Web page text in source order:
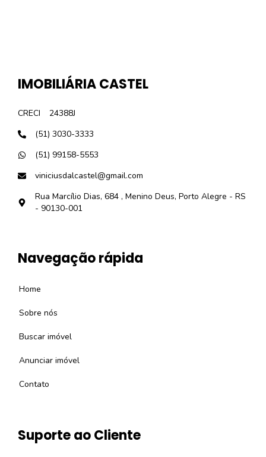
IMOBILIÁRIA CASTEL
CRECI
24388J
(51) 3030-3333
(51) 99158-5553
viniciusdalcastel@gmail.com
Rua Marcílio Dias, 684 , Menino Deus, Porto Alegre - RS
- 90130-001
Navegação rápida
Home
Sobre nós
Buscar imóvel
Anunciar imóvel
Contato
Suporte ao Cliente